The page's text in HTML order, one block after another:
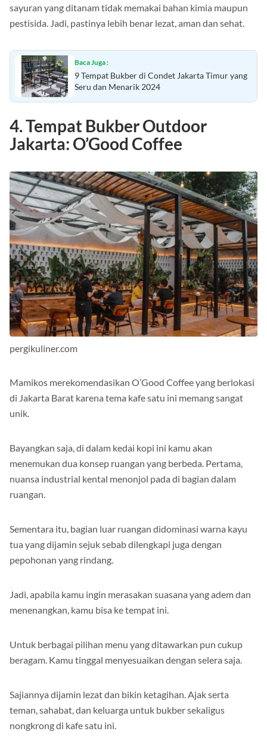
sayuran yang ditanam tidak memakai bahan kimia maupun
pestisida. Jadi, pastinya lebih benar lezat, aman dan sehat.
Baca Juga :
9 Tempat Bukber di Condet Jakarta Timur yang
Seru dan Menarik 2024
4. Tempat Bukber Outdoor
Jakarta: O’Good Coffee
pergikuliner.com
Mamikos merekomendasikan O’Good Coffee yang berlokasi
di Jakarta Barat karena tema kafe satu ini memang sangat
unik.
Bayangkan saja, di dalam kedai kopi ini kamu akan
menemukan dua konsep ruangan yang berbeda. Pertama,
nuansa industrial kental menonjol pada di bagian dalam
ruangan.
Sementara itu, bagian luar ruangan didominasi warna kayu
tua yang dijamin sejuk sebab dilengkapi juga dengan
pepohonan yang rindang.
Jadi, apabila kamu ingin merasakan suasana yang adem dan
menenangkan, kamu bisa ke tempat ini.
Untuk berbagai pilihan menu yang ditawarkan pun cukup
beragam. Kamu tinggal menyesuaikan dengan selera saja.
Sajiannya dijamin lezat dan bikin ketagihan. Ajak serta
teman, sahabat, dan keluarga untuk bukber sekaligus
nongkrong di kafe satu ini.